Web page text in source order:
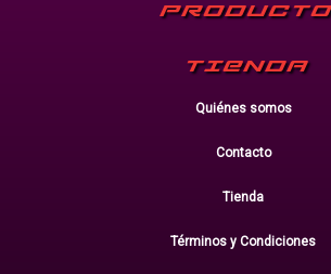
PRODUCTO
TIENDA
Quiénes somos
Contacto
Tienda
Términos y Condiciones